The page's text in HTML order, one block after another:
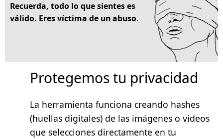
Recuerda, todo lo que sientes es
válido. Eres víctima de un abuso.
Protegemos tu privacidad
La herramienta funciona creando hashes
(huellas digitales) de las imágenes o videos
que selecciones directamente en tu